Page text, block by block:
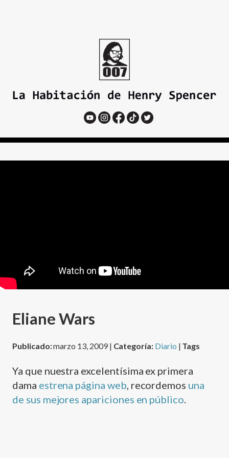
Eliane Wars
Publicado:marzo 13, 2009 | Categoría: Diario | Tags
Ya que nuestra excelentí­sima ex primera
dama estrena página web , recordemos una
de sus mejores apariciones en público